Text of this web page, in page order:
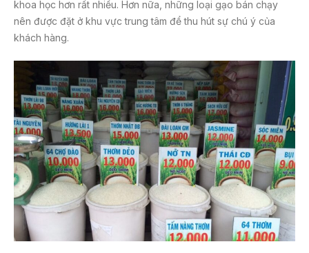
khoa học hơn rất nhiều. Hơn nữa, những loại gạo bán chạy
nên được đặt ở khu vực trung tâm để thu hút sự chú ý của
khách hàng.